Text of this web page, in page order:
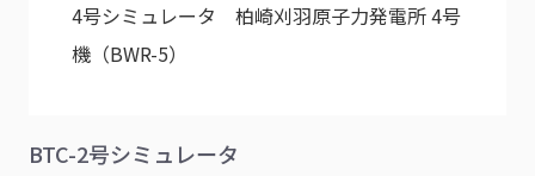
4号シミュレータ 柏崎刈羽原子力発電所 4号
機（BWR-5）
BTC-2号シミュレータ